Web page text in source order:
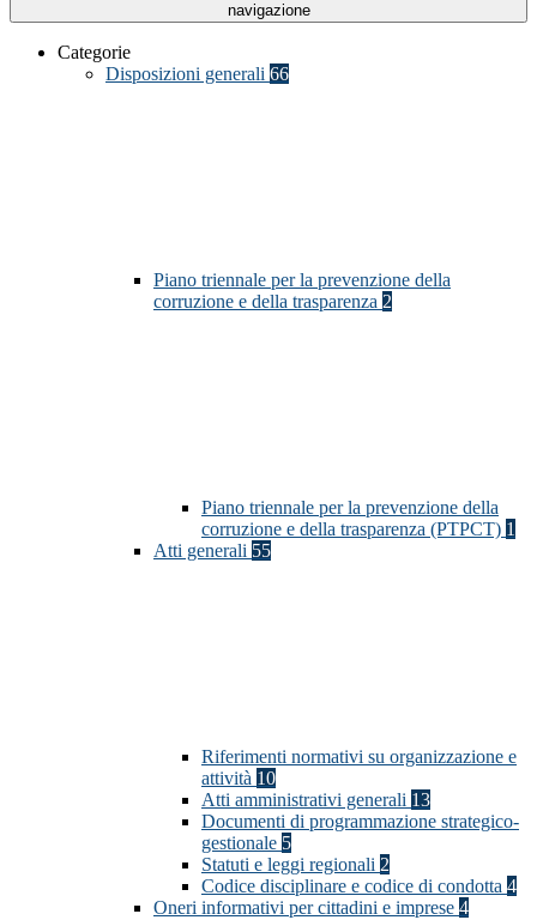
navigazione
Categorie
Disposizioni generali 66
Piano triennale per la prevenzione della
corruzione e della trasparenza 2
Piano triennale per la prevenzione della
corruzione e della trasparenza (PTPCT) 1
Atti generali 55
Riferimenti normativi su organizzazione e
attività 10
Atti amministrativi generali 13
Documenti di programmazione strategico-
gestionale 5
Statuti e leggi regionali 2
Codice disciplinare e codice di condotta 4
Oneri informativi per cittadini e imprese 4